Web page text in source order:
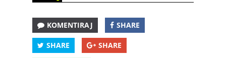
KOMENTIRAJ SHARE
SHARE SHARE